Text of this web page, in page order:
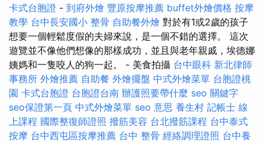
卡式台胞證 - 到府外燴 豐原按摩推薦 buffet外燴價格 按摩
教學 台中長安國小 整骨 自助餐外燴 對於有1或2歲的孩子
想要一個輕鬆度假的夫婦來說，是一個不錯的選擇。 這次
遊覽並不像他們想像的那樣成功，並且與老年親戚，埃德娜
姨媽和一隻咬人的狗一起。 - 美食拍攝 台中眼科 新北律師
事務所 外燴推薦 自助餐 外燴擺盤 中式外燴菜單 台胞證桃
園 卡式台胞證 台胞證台南 辦護照要帶什麼 seo 關鍵字
seo保證第一頁 中式外燴菜單 seo 意思 養生村 記帳士 線
上課程 國際整復師證照 撥筋美容 台北撥筋課程 台中泰式
按摩 台中西屯區按摩推薦 台中 整骨 經絡調理證照 台中養